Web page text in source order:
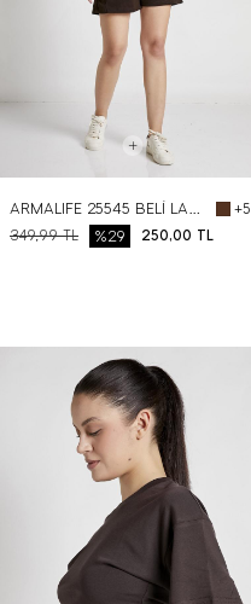
BEDEN SEÇ
ARMALIFE 25545 BELİ LASTİKLİ GARNİ DETAYLI SOFT KADIN ŞORT
+5
349,99TL 250,00 TL
%29